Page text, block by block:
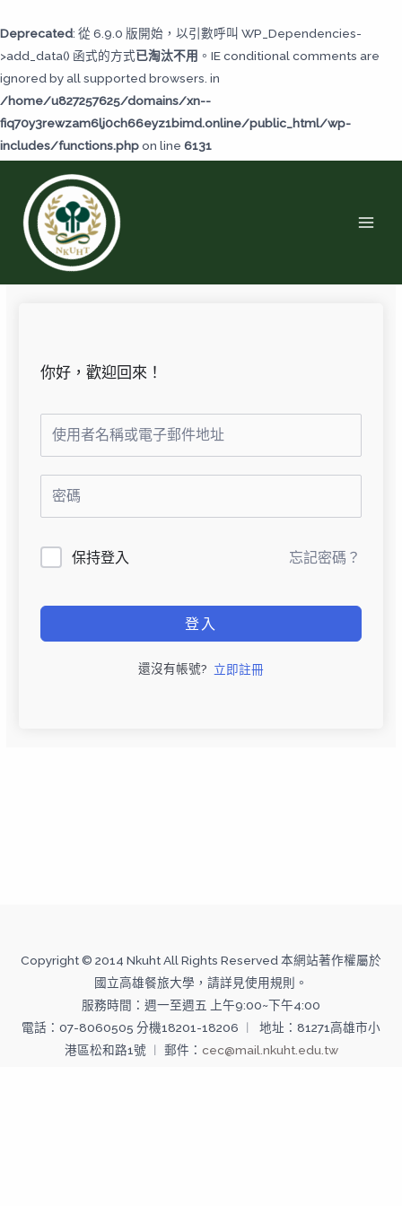
Deprecated: 從 6.9.0 版開始，以引數呼叫 WP_Dependencies-
>add_data() 函式的方式已淘汰不用 。IE conditional comments are
ignored by all supported browsers. in
/home/u827257625/domains/xn--
fiq70y3rewzam6lj0ch66eyz1bimd.online/public_html/wp-
includes/functions.phpon line 6131
至
主
要
內
容
你好，歡迎回來！
保持登入 忘記密碼？
登入
還沒有帳號? 立即註冊
Copyright © 2014 Nkuht All Rights Reserved 本網站著作權屬於
國立高雄餐旅大學，請詳見使用規則。
服務時間：週一至週五 上午9:00~下午4:00
電話：07-8060505 分機18201-18206 ︱ 地址：81271高雄市小
港區松和路1號 ︱ 郵件： cec@mail.nkuht.edu.tw